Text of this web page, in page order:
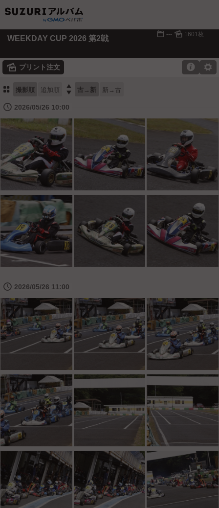
WEEKDAY CUP 2026 第2戦 📅 --- 🌄 1601枚
🌄 プリント注文 ⚙

⚏ 撮影順 追加順  古→新 新→古
🕔 2026/05/26 10:00
🕔 2026/05/26 11:00